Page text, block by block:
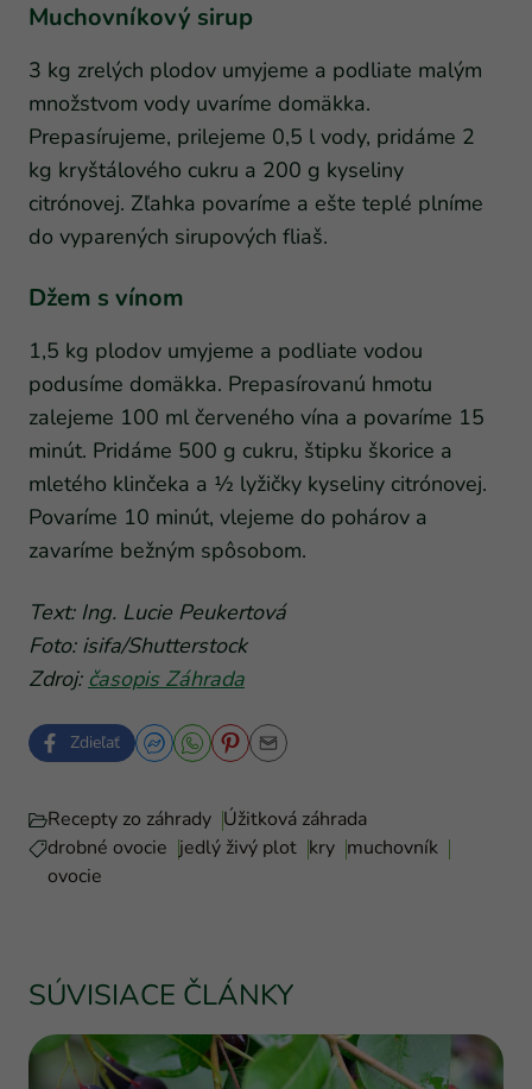
Muchovníkový sirup
3 kg zrelých plodov umyjeme a podliate malým
množstvom vody uvaríme domäkka.
Prepasírujeme, prilejeme 0,5 l vody, pridáme 2
kg kryštálového cukru a 200 g kyseliny
citrónovej. Zľahka povaríme a ešte teplé plníme
do vyparených sirupových fliaš.
Džem s vínom
1,5 kg plodov umyjeme a podliate vodou
podusíme domäkka. Prepasírovanú hmotu
zalejeme 100 ml červeného vína a povaríme 15
minút. Pridáme 500 g cukru, štipku škorice a
mletého klinčeka a ½ lyžičky kyseliny citrónovej.
Povaríme 10 minút, vlejeme do pohárov a
zavaríme bežným spôsobom.
Text: Ing. Lucie Peukertová
Foto: isifa/Shutterstock
Zdroj: časopis Záhrada
Zdieľať
Recepty zo záhrady Úžitková záhrada
drobné ovocie jedlý živý plot kry muchovník
ovocie
SÚVISIACE ČLÁNKY